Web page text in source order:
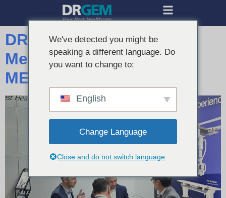
DRGEM Berhasil
Mengakhiri Partisipasi di
MEDICA 2025
We've detected you might be
speaking a different language. Do
you want to change to:
English
Change Language
Close and do not switch language